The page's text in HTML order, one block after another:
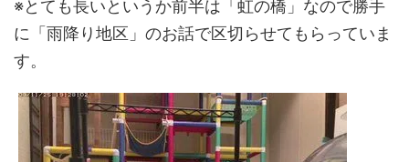
※とても長いというか前半は「虹の橋」なので勝手
に「雨降り地区」のお話で区切らせてもらっていま
す。